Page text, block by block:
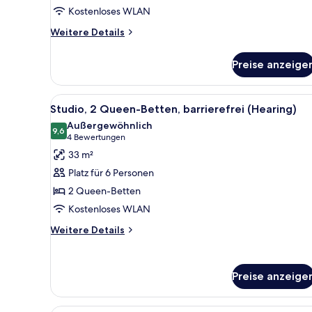
(Hearing)
anzeigen
Kostenloses WLAN
Weitere Details
Weitere
1 King-
Bett,
barrierefrei
(Hearing)
Preise
Alle
Fotos
für
Studio,
2 Queen-
Betten,
barrierefrei
(Hearing)
anzeigen
Eine moderne Küche mit
6
Studio, 2 Queen-Betten, barrierefrei (Hearing)
9,69,6 von 10
Außergewöhnlich
4 Bewertungen
(4
Bewertungen)
33 m²
Platz für 6 Personen
2 Queen-Betten
Kostenloses WLAN
Weitere Details
Weitere
Betten,
barrierefrei
Preise